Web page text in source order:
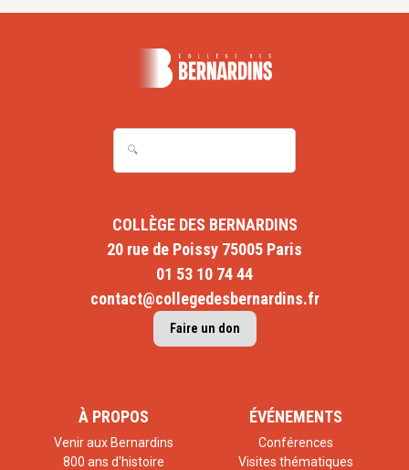
COLLÈGE DES BERNARDINS
20 rue de Poissy 75005 Paris
01 53 10 74 44
contact@collegedesbernardins.fr
Faire un don
À PROPOS
Venir aux Bernardins
800 ans d'histoire
ÉVÉNEMENTS
Conférences
Visites thématiques